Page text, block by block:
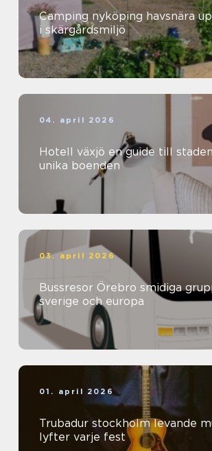
Camping nyköping havsnära upplevelser
i skärgårdsmiljö
04. april 2026
Hotell växjö en guide till stadens mest
unika boenden
03. april 2026
Bussresor Örebro smidiga gruppresor i
sverige och europa
01. april 2026
Trubadur stockholm levande musik som
lyfter varje fest